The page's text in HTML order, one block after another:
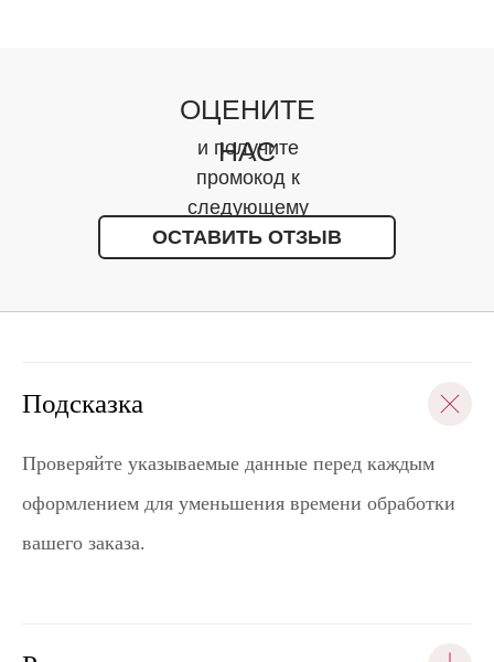
ОЦЕНИТЕ
НАС
и получите
промокод к
следующему
заказу
ОСТАВИТЬ ОТЗЫВ
Подсказка
Проверяйте указываемые данные перед каждым
оформлением для уменьшения времени обработки
вашего заказа.